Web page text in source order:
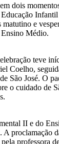
dois
Educação
e
Médio.
teve
Coelho,
São José. O
o cuidado de
II e do
A proclamação
professora